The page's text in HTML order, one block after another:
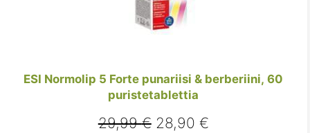
ESI Normolip 5 Forte punariisi & berberiini, 60
puristetablettia
29,99€ Alkuperäinen
28,90 €Nykyinen